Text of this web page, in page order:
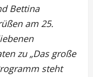
Bettina
am 25.
zu „Das große
steht